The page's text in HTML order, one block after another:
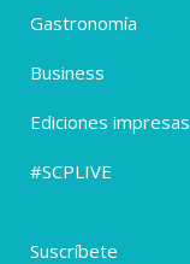
Gastronomía
Business
Ediciones impresas
#SCPLIVE
Suscríbete